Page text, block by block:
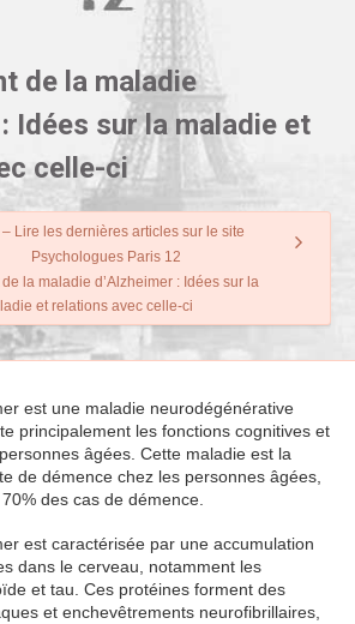
de la maladie
Idées sur la maladie et
celle-ci
– Lire les dernières articles sur le site
Psychologues Paris 12
la maladie d’Alzheimer : Idées sur la
et relations avec celle-ci
est une maladie neurodégénérative
principalement les fonctions cognitives et
âgées. Cette maladie est la
de démence chez les personnes âgées,
des cas de démence.
est caractérisée par une accumulation
dans le cerveau, notamment les
et tau. Ces protéines forment des
et enchevêtrements neurofibrillaires,